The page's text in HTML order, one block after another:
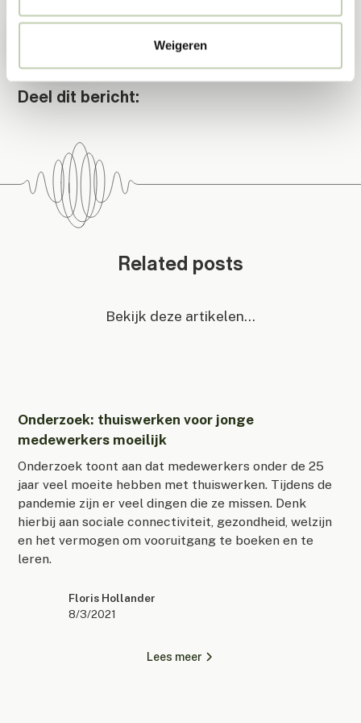
Weigeren
Hoe ga je om met tinnitus op je werk?
– 4 tips
Deel dit bericht:
Related posts
Bekijk deze artikelen...
Onderzoek: thuiswerken voor jonge
medewerkers moeilijk
Onderzoek toont aan dat medewerkers onder de 25
jaar veel moeite hebben met thuiswerken. Tijdens de
pandemie zijn er veel dingen die ze missen. Denk
hierbij aan sociale connectiviteit, gezondheid, welzijn
en het vermogen om vooruitgang te boeken en te
leren.
Floris Hollander
8/3/2021
Lees meer